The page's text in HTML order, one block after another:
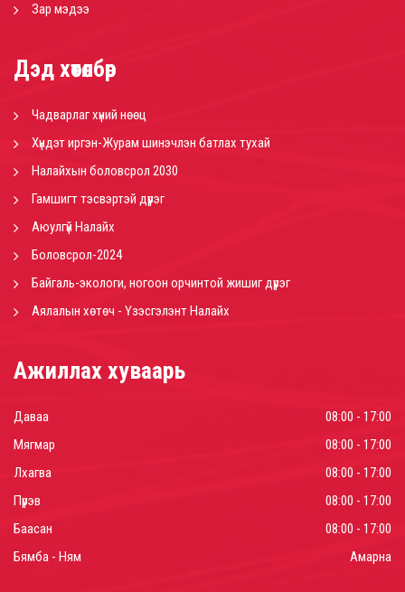
Зар мэдээ
Дэд хөтөлбөр
Чадварлаг хүний нөөц
Хүндэт иргэн-Журам шинэчлэн батлах тухай
Налайхын боловсрол 2030
Гамшигт тэсвэртэй дүүрэг
Аюулгүй Налайх
Боловсрол-2024
Байгаль-экологи, ногоон орчинтой жишиг дүүрэг
Аялалын хөтөч - Үзэсгэлэнт Налайх
Ажиллах хуваарь
Даваа
08:00 - 17:00
Мягмар
08:00 - 17:00
Лхагва
08:00 - 17:00
Пүрэв
08:00 - 17:00
Баасан
08:00 - 17:00
Бямба - Ням
Амарна